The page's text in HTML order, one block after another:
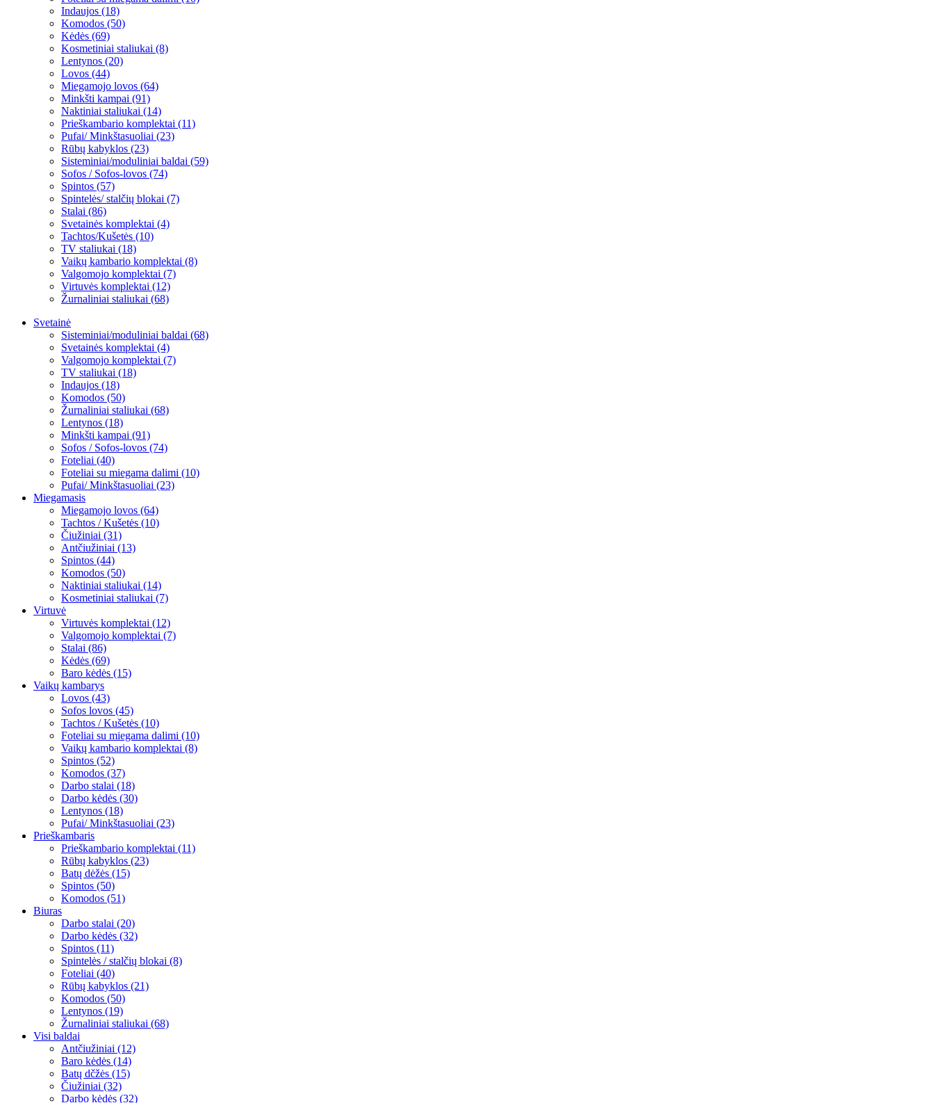
Indaujos (18)
Komodos (50)
Kėdės (69)
Kosmetiniai staliukai (8)
Lentynos (20)
Lovos (44)
Miegamojo lovos (64)
Minkšti kampai (91)
Naktiniai staliukai (14)
Prieškambario komplektai (11)
Pufai/ Minkštasuoliai (23)
Rūbų kabyklos (23)
Sisteminiai/moduliniai baldai (59)
Sofos / Sofos-lovos (74)
Spintos (57)
Spintelės/ stalčių blokai (7)
Stalai (86)
Svetainės komplektai (4)
Tachtos/Kušetės (10)
TV staliukai (18)
Vaikų kambario komplektai (8)
Valgomojo komplektai (7)
Virtuvės komplektai (12)
Žurnaliniai staliukai (68)
Svetainė
Sisteminiai/moduliniai baldai (68)
Svetainės komplektai (4)
Valgomojo komplektai (7)
TV staliukai (18)
Indaujos (18)
Komodos (50)
Žurnaliniai staliukai (68)
Lentynos (18)
Minkšti kampai (91)
Sofos / Sofos-lovos (74)
Foteliai (40)
Foteliai su miegama dalimi (10)
Pufai/ Minkštasuoliai (23)
Miegamasis
Miegamojo lovos (64)
Tachtos / Kušetės (10)
Čiužiniai (31)
Antčiužiniai (13)
Spintos (44)
Komodos (50)
Naktiniai staliukai (14)
Kosmetiniai staliukai (7)
Virtuvė
Virtuvės komplektai (12)
Valgomojo komplektai (7)
Stalai (86)
Kėdės (69)
Baro kėdės (15)
Vaikų kambarys
Lovos (43)
Sofos lovos (45)
Tachtos / Kušetės (10)
Foteliai su miegama dalimi (10)
Vaikų kambario komplektai (8)
Spintos (52)
Komodos (37)
Darbo stalai (18)
Darbo kėdės (30)
Lentynos (18)
Pufai/ Minkštasuoliai (23)
Prieškambaris
Prieškambario komplektai (11)
Rūbų kabyklos (23)
Batų dėžės (15)
Spintos (50)
Komodos (51)
Biuras
Darbo stalai (20)
Darbo kėdės (32)
Spintos (11)
Spintelės / stalčių blokai (8)
Foteliai (40)
Rūbų kabyklos (21)
Komodos (50)
Lentynos (19)
Žurnaliniai staliukai (68)
Visi baldai
Antčiužiniai (12)
Baro kėdės (14)
Batų dčžės (15)
Čiužiniai (32)
Darbo kėdės (32)